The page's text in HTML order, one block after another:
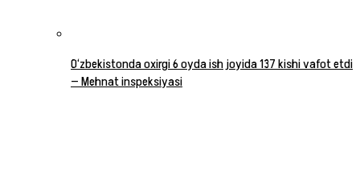
O‘zbekistonda oxirgi 6 oyda ish joyida 137 kishi vafot etdi
— Mehnat inspeksiyasi